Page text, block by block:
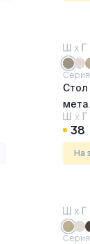
Ш х Г
Ш х Г
38
Ш х Г